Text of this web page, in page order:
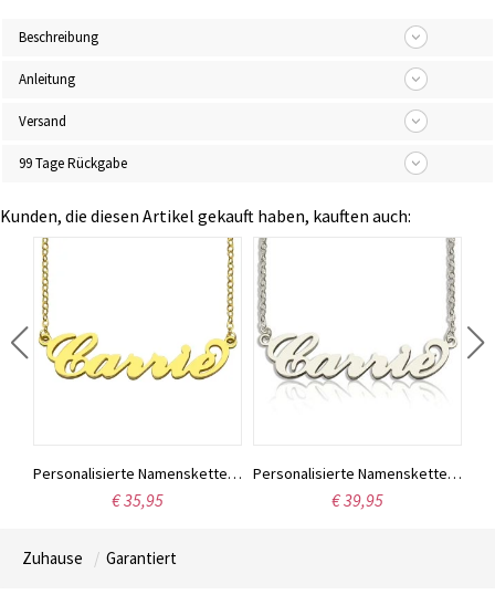
Beschreibung
Anleitung
Versand
99 Tage Rückgabe
Kunden, die diesen Artikel gekauft haben, kauften auch:
Personalisierte Namenskette „Carrie“, 18 Karat vergoldet
€ 35,95
Personalisierte Namenskette „Carrie“ aus Sterlingsilber
€ 39,95
Zuhause Garantiert